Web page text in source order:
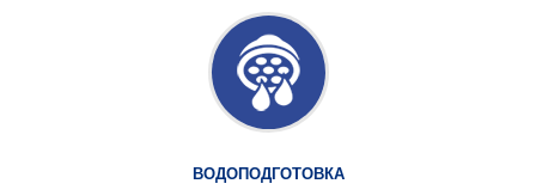
ВОДОПОДГОТОВКА